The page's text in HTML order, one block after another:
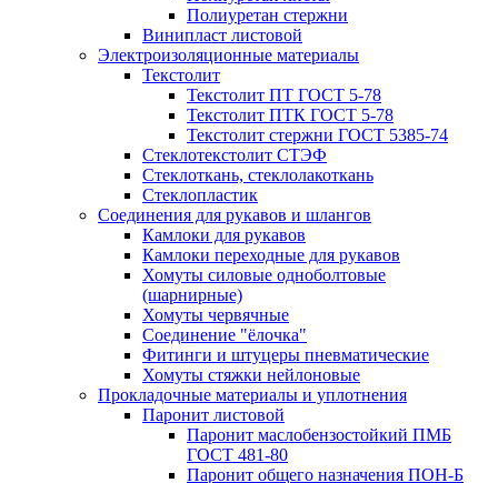
Полиуретан стержни
Винипласт листовой
Электроизоляционные материалы
Текстолит
Текстолит ПТ ГОСТ 5-78
Текстолит ПТК ГОСТ 5-78
Текстолит стержни ГОСТ 5385-74
Стеклотекстолит СТЭФ
Стеклоткань, стеклолакоткань
Стеклопластик
Соединения для рукавов и шлангов
Камлоки для рукавов
Камлоки переходные для рукавов
Хомуты силовые одноболтовые
(шарнирные)
Хомуты червячные
Соединение "ёлочка"
Фитинги и штуцеры пневматические
Хомуты стяжки нейлоновые
Прокладочные материалы и уплотнения
Паронит листовой
Паронит маслобензостойкий ПМБ
ГОСТ 481-80
Паронит общего назначения ПОН-Б